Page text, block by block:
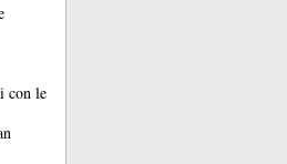
con le